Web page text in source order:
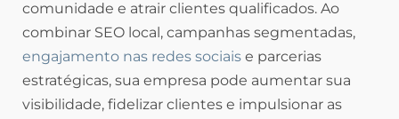
comunidade e atrair clientes qualificados. Ao
combinar SEO local, campanhas segmentadas,
engajamento nas redes sociais e parcerias
estratégicas, sua empresa pode aumentar sua
visibilidade, fidelizar clientes e impulsionar as